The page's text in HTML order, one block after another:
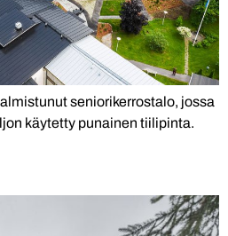
seniorikerrostalo, jossa
käytetty punainen tiilipinta.